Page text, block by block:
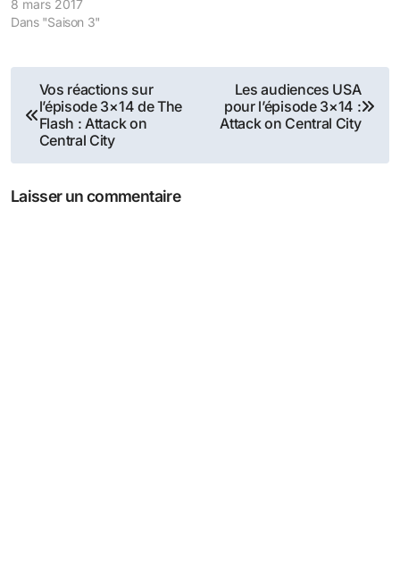
8 mars 2017
Dans "Saison 3"
Navigation
de
l’article
Vos réactions sur
l’épisode 3×14 de The
Flash : Attack on
Central City
Les audiences USA
pour l’épisode 3×14 :
Attack on Central City
Laisser un commentaire